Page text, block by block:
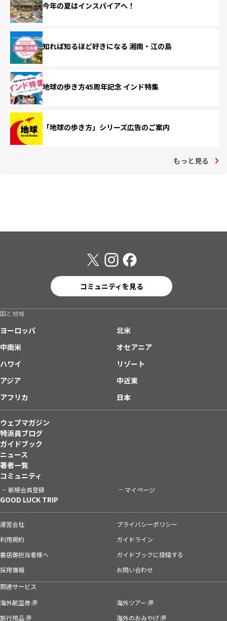
今年の夏はインスパイアへ！
知れば知るほど好きになる 湘南・江の島
地球の歩き方45周年記念 インド特集
「地球の歩き方」シリーズ広告のご案内
もっと見る
コミュニティを見る
国と地域
ヨーロッパ
北米
中南米
オセアニア
ハワイ
リゾート
アジア
中近東
アフリカ
日本
ウェブマガジン
特派員ブログ
ガイドブック
ニュース
著者一覧
コミュニティ
新規会員登録 マイページ
GOOD LUCK TRIP
運営会社
プライバシーポリシー
利用規約
ガイドライン
書店御担当者様へ
ガイドブックに投稿する
採用情報
お問い合わせ
関連サービス
海外航空券
海外ツアー
旅行用品
海外のおみやげ